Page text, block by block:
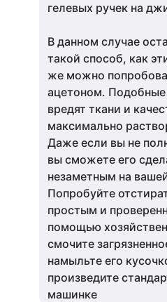
гелевых ручек на
В данном случае
такой способ, как
же можно
ацетоном. Подобные
вредят ткани и
максимально
Даже если вы не
вы сможете его
незаметным на
Попробуйте
простым и
помощью
смочите
намыльте его
произведите
машинке